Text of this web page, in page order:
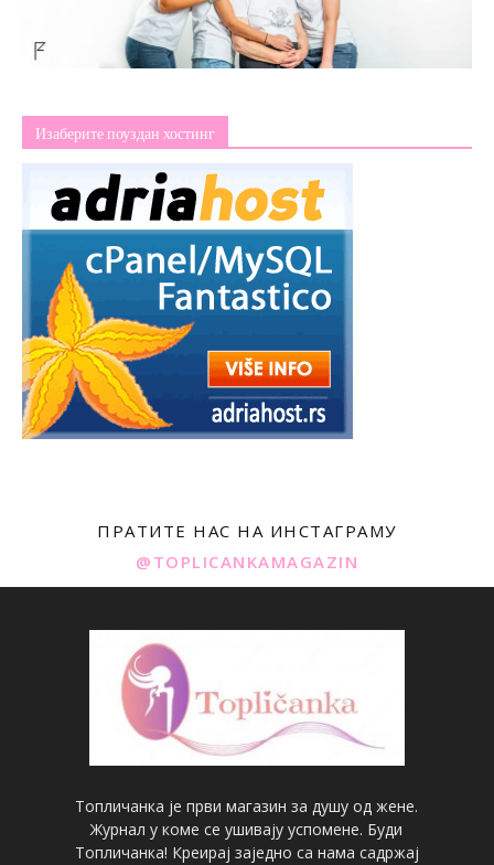
Изаберите поуздан хостинг
ПРАТИТЕ НАС НА ИНСТАГРАМУ
@TOPLICANKAMAGAZIN
Топличанка је први магазин за душу од жене.
Журнал у коме се ушивају успомене. Буди
Топличанка! Креирај заједно са нама садржај